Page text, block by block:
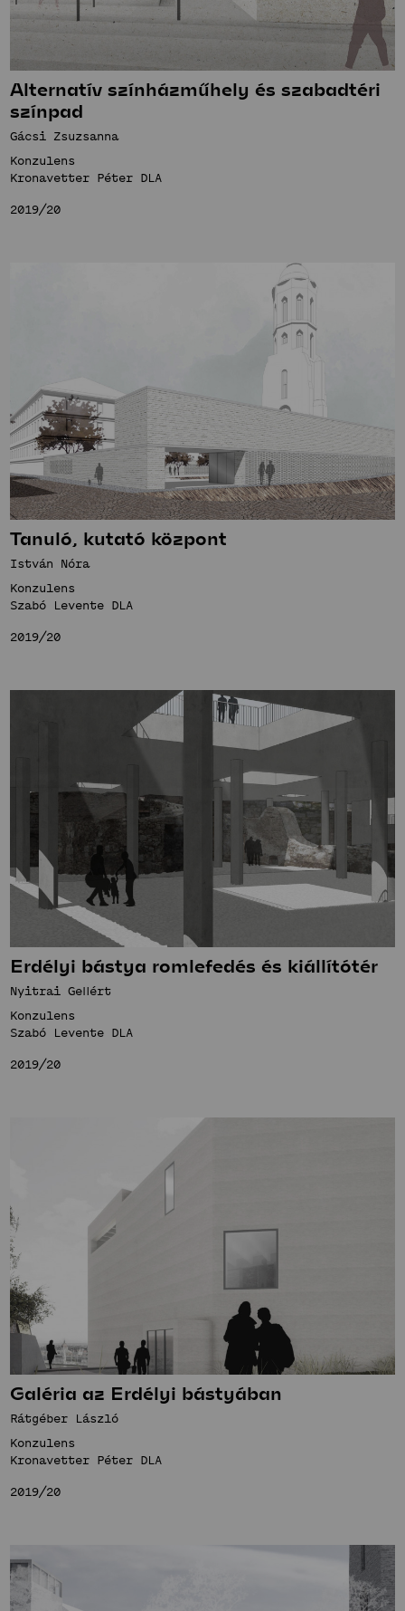
Bemutatkozás
Hírek
Projektek
Hallgatói tervek
Publikációk
TDK
Fenntartható
közösségek
Stúdió
Bemutatkozás
Hírek
Projektek
Publikációk
Innovatív
terek
Alternatív színházműhely és szabadtéri
színpad
Gácsi Zsuzsanna
Konzulens
Kronavetter Péter DLA
2019/20
Tanuló, kutató központ
István Nóra
Konzulens
Szabó Levente DLA
2019/20
Erdélyi bástya romlefedés és kiállítótér
Nyitrai Gellért
Konzulens
Szabó Levente DLA
2019/20
Galéria az Erdélyi bástyában
Rátgéber László
Konzulens
Kronavetter Péter DLA
2019/20